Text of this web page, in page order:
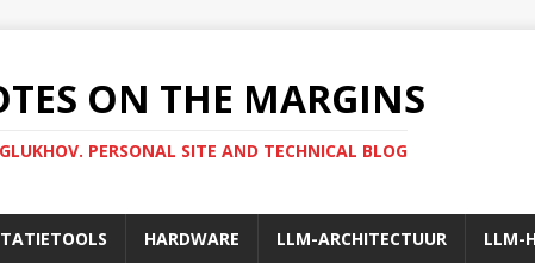
ON THE MARGINS
PERSONAL SITE AND TECHNICAL BLOG
HARDWARE LLM-ARCHITECTUUR LLM-